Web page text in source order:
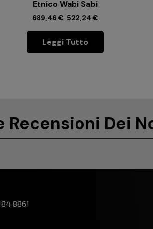
Etnico Wabi Sabi
689,46€ 522,24 €
Leggi Tutto
Recensioni Dei
8861